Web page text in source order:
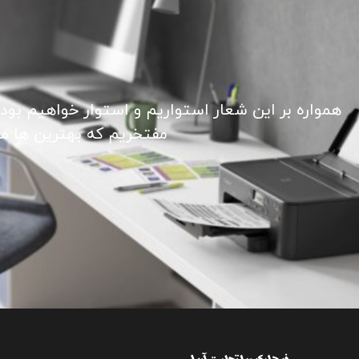
همواره بر این شعار استواریم و استوار خواهیم
مفتخریم که بهترین ها